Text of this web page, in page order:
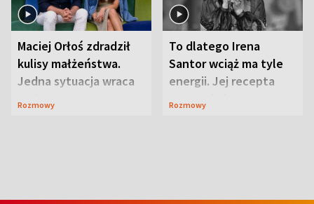
Maciej Orłoś zdradził
kulisy małżeństwa.
Jedna sytuacja wraca
jak bumerang
Rozmowy
To dlatego Irena
Santor wciąż ma tyle
energii. Jej recepta
jest zaskakująco
Rozmowy